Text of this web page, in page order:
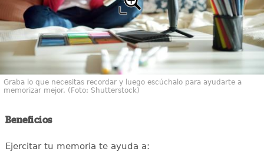
Graba lo que necesitas recordar y luego escúchalo para ayudarte a
memorizar mejor. (Foto: Shutterstock)
Beneficios
Ejercitar tu memoria te ayuda a: